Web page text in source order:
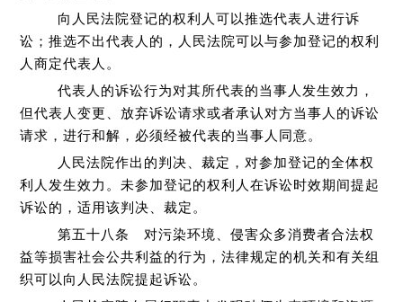
向人民法院登记的权利人可以推选代表人进行诉
讼；推选不出代表人的，人民法院可以与参加登记的权利
人商定代表人。
代表人的诉讼行为对其所代表的当事人发生效力，
但代表人变更、放弃诉讼请求或者承认对方当事人的诉讼
请求，进行和解，必须经被代表的当事人同意。
人民法院作出的判决、裁定，对参加登记的全体权
利人发生效力。未参加登记的权利人在诉讼时效期间提起
诉讼的，适用该判决、裁定。
第五十八条 对污染环境、侵害众多消费者合法权
益等损害社会公共利益的行为，法律规定的机关和有关组
织可以向人民法院提起诉讼。